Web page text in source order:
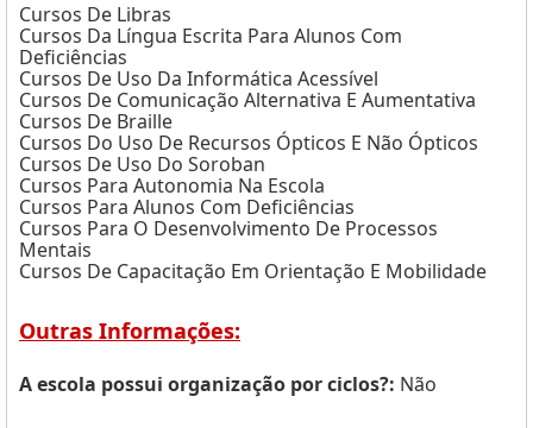
Cursos De Libras
Cursos Da Língua Escrita Para Alunos Com
Deficiências
Cursos De Uso Da Informática Acessível
Cursos De Comunicação Alternativa E Aumentativa
Cursos De Braille
Cursos Do Uso De Recursos Ópticos E Não Ópticos
Cursos De Uso Do Soroban
Cursos Para Autonomia Na Escola
Cursos Para Alunos Com Deficiências
Cursos Para O Desenvolvimento De Processos
Mentais
Cursos De Capacitação Em Orientação E Mobilidade
Outras Informações:
A escola possui organização por ciclos?: Não